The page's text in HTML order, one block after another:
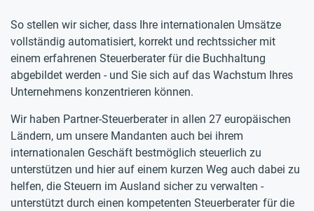
So stellen wir sicher, dass Ihre internationalen Umsätze
vollständig automatisiert, korrekt und rechtssicher mit
einem erfahrenen Steuerberater für die Buchhaltung
abgebildet werden - und Sie sich auf das Wachstum Ihres
Unternehmens konzentrieren können.
Wir haben Partner-Steuerberater in allen 27 europäischen
Ländern, um unsere Mandanten auch bei ihrem
internationalen Geschäft bestmöglich steuerlich zu
unterstützen und hier auf einem kurzen Weg auch dabei zu
helfen, die Steuern im Ausland sicher zu verwalten -
unterstützt durch einen kompetenten Steuerberater für die